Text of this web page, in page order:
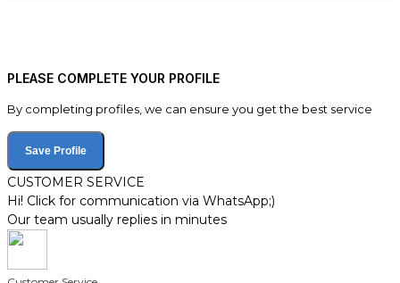
PLEASE COMPLETE YOUR PROFILE
By completing profiles, we can ensure you get the best service
Save Profile
CUSTOMER SERVICE
Hi! Click for communication via WhatsApp;)
Our team usually replies in minutes